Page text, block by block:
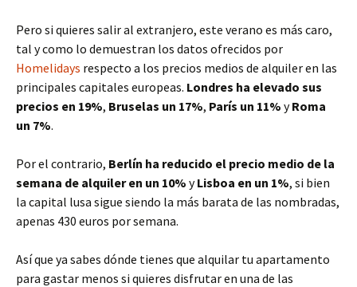
Pero si quieres salir al extranjero, este verano es más caro,
tal y como lo demuestran los datos ofrecidos por
Homelidays respecto a los precios medios de alquiler en las
principales capitales europeas. Londres ha elevado sus
precios en 19%, Bruselas un 17%, París un 11% yRoma
un 7%.
Por el contrario, Berlín ha reducido el precio medio de la
semana de alquiler en un 10% yLisboa en un 1%, si bien
la capital lusa sigue siendo la más barata de las nombradas,
apenas 430 euros por semana.
Así que ya sabes dónde tienes que alquilar tu apartamento
para gastar menos si quieres disfrutar en una de las